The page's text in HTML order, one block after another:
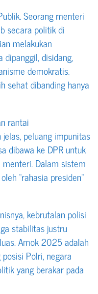
Seorang menteri
secara politik di
melakukan
disidang,
demokratis.
sehat dibanding hanya
rantai
peluang impunitas
dibawa ke DPR untuk
Dalam sistem
“rahasia presiden”
kebrutalan polisi
stabilitas justru
Amok 2025 adalah
Polri, negara
yang berakar pada